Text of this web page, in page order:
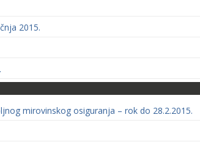
2015.
mirovinskog osiguranja – rok do 28.2.2015.